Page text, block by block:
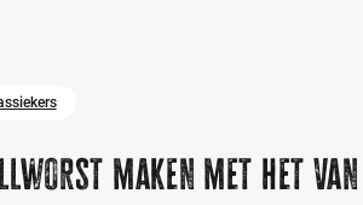
maken met het Van